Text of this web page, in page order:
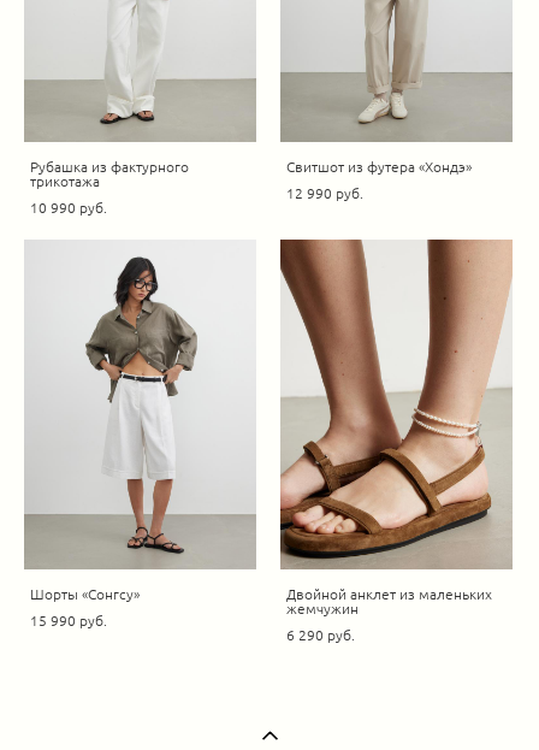
Рубашка из фактурного
трикотажа
10 990 pуб.
Свитшот из футера «Хондэ»
12 990 pуб.
Шорты «Сонгсу»
15 990 pуб.
Двойной анклет из маленьких
жемчужин
6 290 pуб.